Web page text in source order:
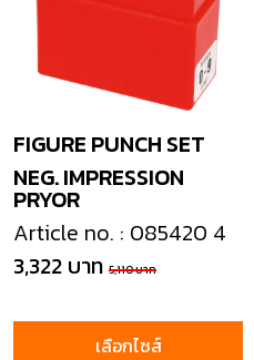
PRYOR
FIGURE PUNCH SET
NEG. IMPRESSION
Article no. : 085420 4
3,322 บาท 5,110 บาท
เลือกไซส์